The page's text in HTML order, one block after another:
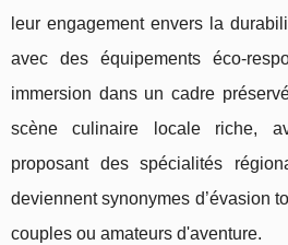
leur engagement envers la
avec des équipements éco-
immersion dans un cadre
scène culinaire locale riche,
proposant des spécialités
deviennent synonymes d’évasion
couples ou amateurs d'aventure.